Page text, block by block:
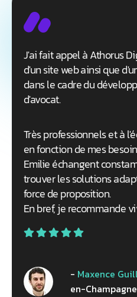
J'ai fait appel à Athorus
d'un site web ainsi que
dans le cadre du
d'avocat.
Très professionnels et à
en fonction de mes
Emilie échangent
trouver les solutions
force de proposition.
En bref, je recommande
Maxence
en-Champagne